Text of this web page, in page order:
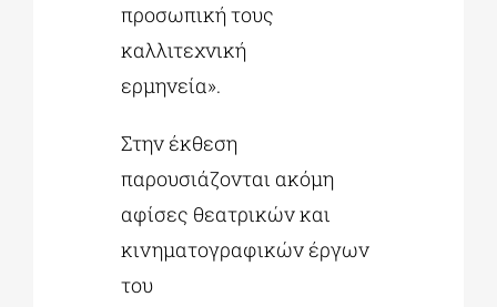
προσωπική τους
καλλιτεχνική
ερμηνεία».
Στην έκθεση
παρουσιάζονται ακόμη
αφίσες θεατρικών και
κινηματογραφικών έργων
του